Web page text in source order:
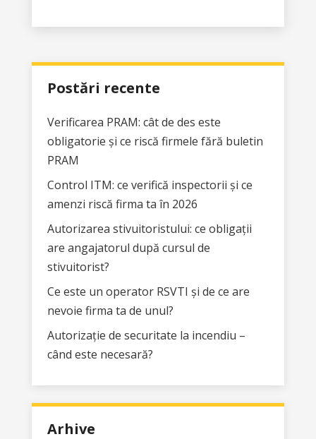
necesită autorizare și
documentația necesară. Acest
oprirea utilizării echipamentelor,
întârzieri operaționale și, mai grav,
tehnice.
Postări recente
Verificarea PRAM: cât de des este
obligatorie și ce riscă firmele fără buletin
PRAM
Control ITM: ce verifică inspectorii și ce
amenzi riscă firma ta în 2026
Autorizarea stivuitoristului: ce obligații
are angajatorul după cursul de
stivuitorist?
Ce este un operator RSVTI și de ce are
nevoie firma ta de unul?
Autorizație de securitate la incendiu –
când este necesară?
Arhive